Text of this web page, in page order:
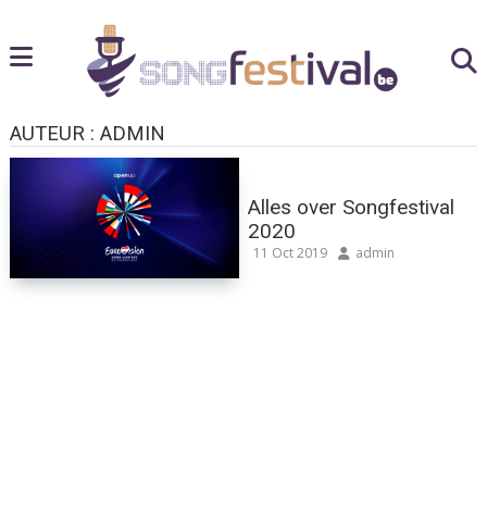
AUTEUR : ADMIN
Alles over Songfestival
2020
11 Oct 2019 admin